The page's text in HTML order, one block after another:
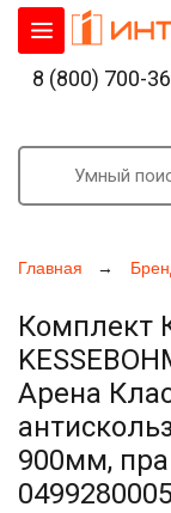
Главная
Комплект
Арена
900мм,
8 (800) 700-